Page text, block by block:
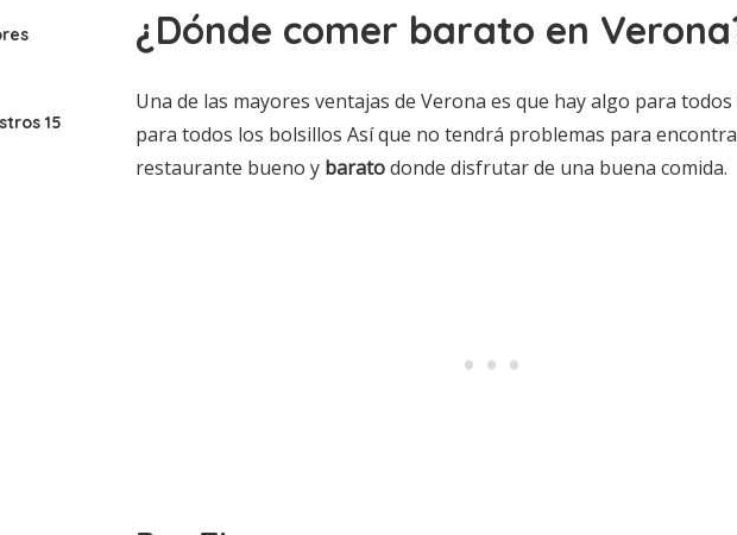
15
¿Dónde comer barato en
Una de las mayores ventajas de Verona es que hay algo para
para todos los bolsillos Así que no tendrá problemas para
restaurante bueno y baratodonde disfrutar de una buena comida.